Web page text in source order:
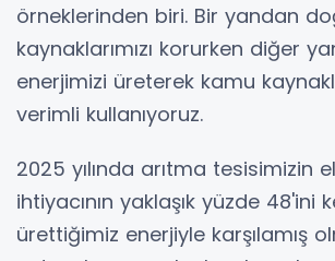
örneklerinden biri. Bir yandan
kaynaklarımızı korurken diğer
enerjimizi üreterek kamu
verimli kullanıyoruz.
2025 yılında arıtma tesisimizin
ihtiyacının yaklaşık yüzde 48'ini
ürettiğimiz enerjiyle karşılamış